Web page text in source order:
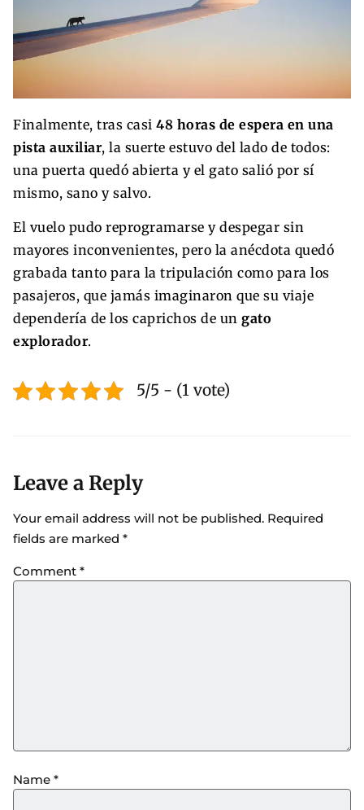
Finalmente, tras casi 48 horas de espera en una
pista auxiliar, la suerte estuvo del lado de todos:
una puerta quedó abierta y el gato salió por sí
mismo, sano y salvo.
El vuelo pudo reprogramarse y despegar sin
mayores inconvenientes, pero la anécdota quedó
grabada tanto para la tripulación como para los
pasajeros, que jamás imaginaron que su viaje
dependería de los caprichos de un gato
explorador.
5/5 - (1 vote)
Leave a Reply
Your email address will not be published. Required
fields are marked *
Comment *
Name *